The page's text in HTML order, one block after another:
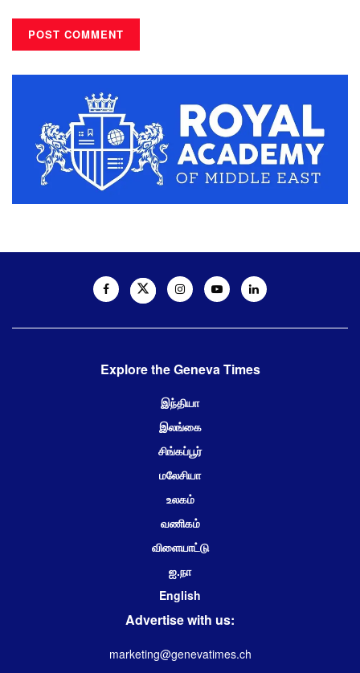
Explore the Geneva Times
இந்தியா
இலங்கை
சிங்கப்பூர்
மலேசியா
உலகம்
வணிகம்
விளையாட்டு
ஐ.நா
English
Advertise with us:
marketing@genevatimes.ch